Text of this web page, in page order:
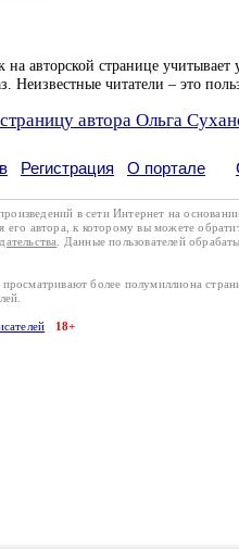
авторской странице
читатели – это
автора Ольга
Регистрация О портале
в сети Интернет на
его автора, к которому вы можете
. Данные пользователей
более полумиллиона
18+